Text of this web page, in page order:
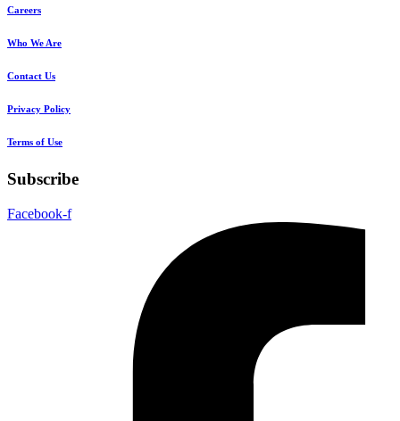
Careers
Who We Are
Contact Us
Privacy Policy
Terms of Use
Subscribe
Facebook-f